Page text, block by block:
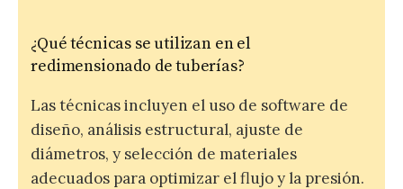
¿Qué técnicas se utilizan en el
redimensionado de tuberías?
Las técnicas incluyen el uso de software de
diseño, análisis estructural, ajuste de
diámetros, y selección de materiales
adecuados para optimizar el flujo y la presión.